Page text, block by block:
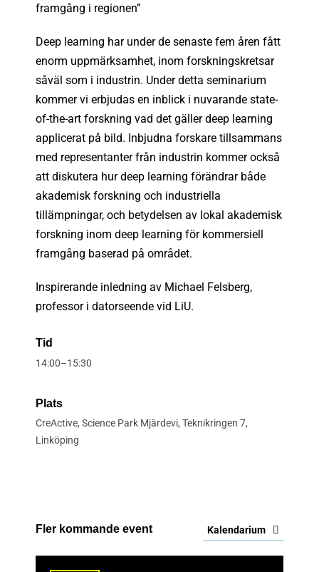
framgång i regionen”
Deep learning har under de senaste fem åren fått
enorm uppmärksamhet, inom forskningskretsar
såväl som i industrin. Under detta seminarium
kommer vi erbjudas en inblick i nuvarande state-
of-the-art forskning vad det gäller deep learning
applicerat på bild. Inbjudna forskare tillsammans
med representanter från industrin kommer också
att diskutera hur deep learning förändrar både
akademisk forskning och industriella
tillämpningar, och betydelsen av lokal akademisk
forskning inom deep learning för kommersiell
framgång baserad på området.
Inspirerande inledning av Michael Felsberg,
professor i datorseende vid LiU.
Tid
14:00–15:30
Plats
CreActive, Science Park Mjärdevi, Teknikringen 7,
Linköping
Fler kommande event Kalendarium